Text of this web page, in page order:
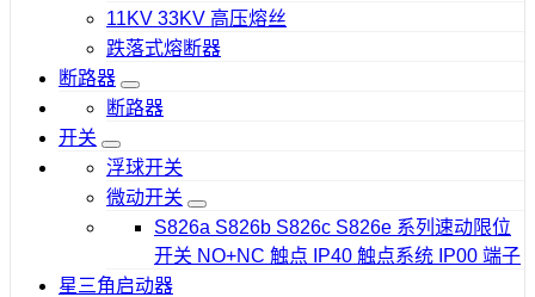
11KV 33KV 高压熔丝
跌落式熔断器
断路器
断路器
开关
浮球开关
微动开关
S826a S826b S826c S826e 系列速动限位
开关 NO+NC 触点 IP40 触点系统 IP00 端子
星三角启动器